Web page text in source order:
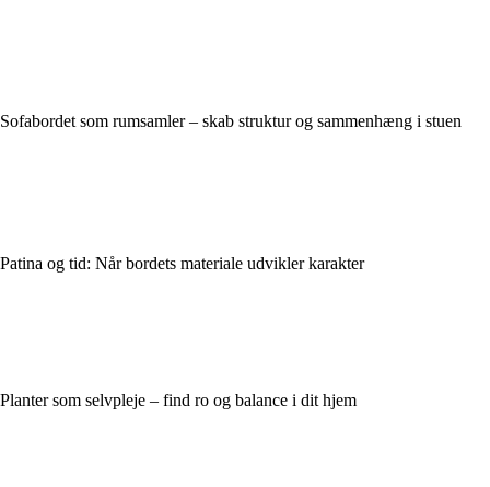
Sofabordet som rumsamler – skab struktur og sammenhæng i stuen
Patina og tid: Når bordets materiale udvikler karakter
Planter som selvpleje – find ro og balance i dit hjem